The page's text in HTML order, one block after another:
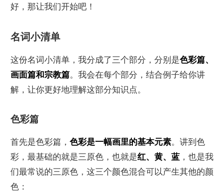
好，那让我们开始吧！
名词小清单
这份名词小清单，我分成了三个部分，分别是色彩篇、
画面篇和宗教篇。我会在每个部分，结合例子给你讲
解，让你更好地理解这部分知识点。
色彩篇
首先是色彩篇， 色彩是一幅画里的基本元素。讲到色
彩，最基础的就是三原色，也就是红、黄、蓝 ，也是我
们最常说的三原色，这三个颜色混合可以产生其他的颜
色：